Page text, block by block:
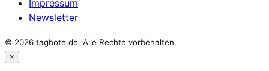
Impressum
Newsletter
© 2026 tagbote.de. Alle Rechte vorbehalten.
×